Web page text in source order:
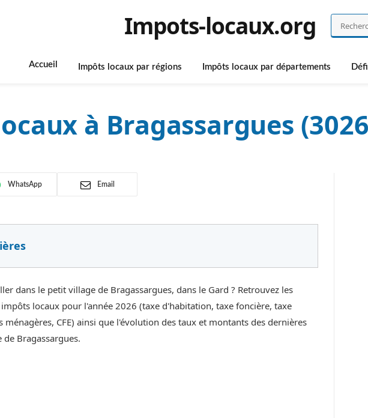
Impots-locaux.org
Accueil Impôts locaux par régions Impôts locaux par départements
à Bragassargues
WhatsApp Email
dans le petit village de Bragassargues, dans le Gard ? Retrouvez les
locaux pour l'année 2026 (taxe d'habitation, taxe foncière, taxe
ménagères, CFE) ainsi que l'évolution des taux et montants des dernières
Bragassargues.